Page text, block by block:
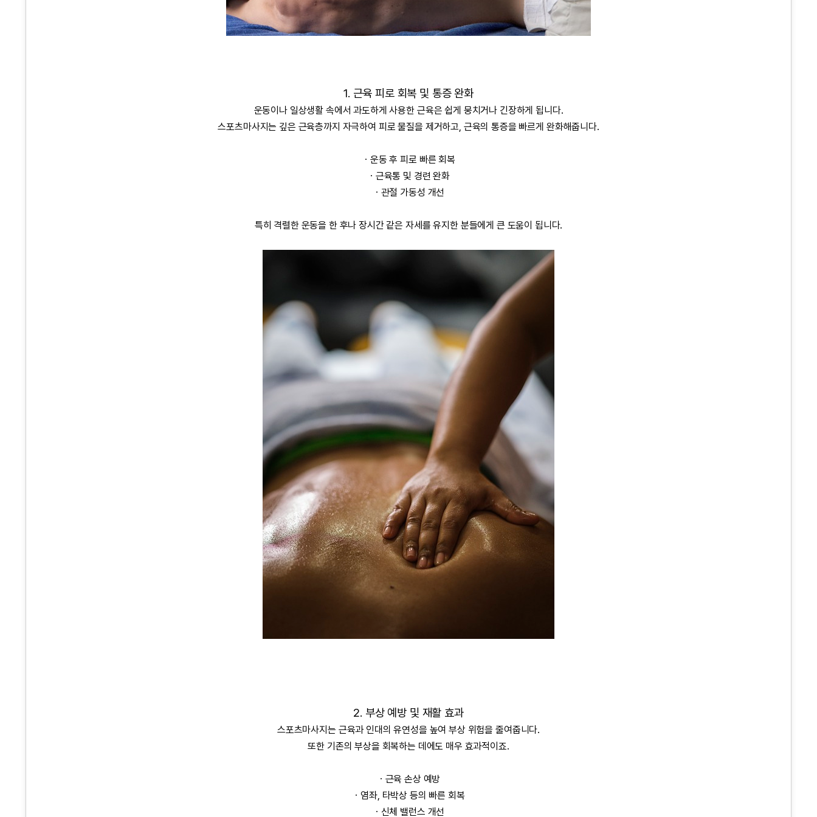
1. 근육 피로 회복 및 통증 완화
운동이나 일상생활 속에서 과도하게 사용한 근육은 쉽게 뭉치거나 긴장하게 됩니다.
스포츠마사지는 깊은 근육층까지 자극하여 피로 물질을 제거하고, 근육의 통증을 빠르게 완화해줍니다.
ㆍ운동 후 피로 빠른 회복
ㆍ 근육통 및 경련 완화
ㆍ 관절 가동성 개선
특히 격렬한 운동을 한 후나 장시간 같은 자세를 유지한 분들에게 큰 도움이 됩니다.
2. 부상 예방 및 재활 효과
스포츠마사지는 근육과 인대의 유연성을 높여 부상 위험을 줄여줍니다.
또한 기존의 부상을 회복하는 데에도 매우 효과적이죠.
ㆍ근육 손상 예방
ㆍ염좌, 타박상 등의 빠른 회복
ㆍ 신체 밸런스 개선